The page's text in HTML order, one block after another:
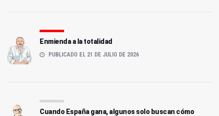
Enmienda a la totalidad
PUBLICADO EL 21 DE JULIO DE 2026
Cuando España gana, algunos solo buscan cómo